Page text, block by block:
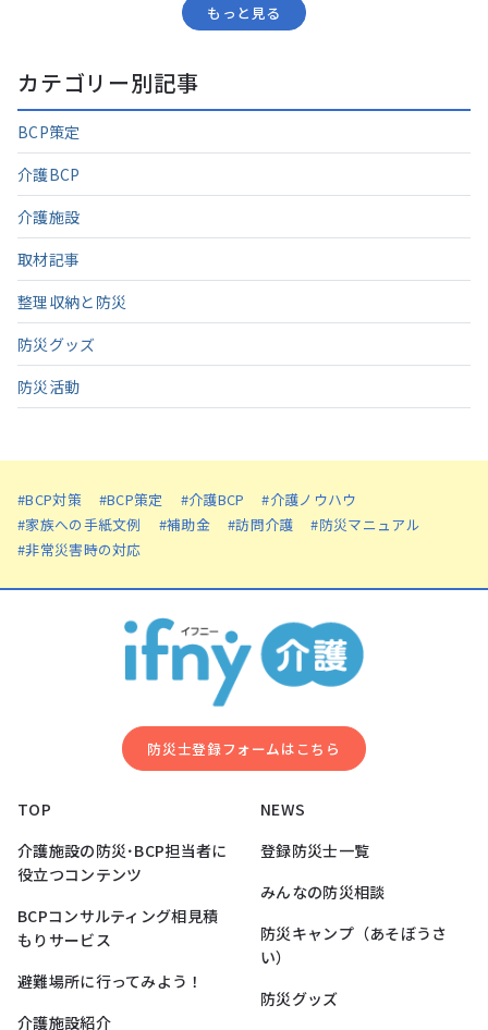
もっと⾒る
カテゴリー別記事
BCP策定
介護BCP
介護施設
取材記事
整理収納と防災
防災グッズ
防災活動
#BCP対策 #BCP策定 #介護BCP
#介護ノウハウ
#家族への手紙文例
#補助金 #訪問介護
#防災マニュアル
#非常災害時の対応
防災⼠登録フォームはこちら
TOP
介護施設の防災･BCP担当者に
役立つコンテンツ
BCPコンサルティング相見積
もりサービス
避難場所に行ってみよう！
介護施設紹介
NEWS
登録防災士一覧
みんなの防災相談
防災キャンプ（あそぼうさ
い）
防災グッズ